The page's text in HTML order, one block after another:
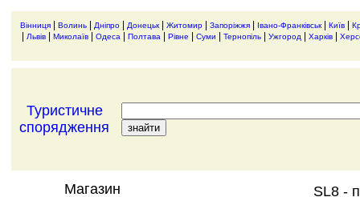
Вінниця Волинь Дніпро Донецьк| Житомир Запоріжжя Івано-Франківськ| Київ
Львів Миколаїв Одеса Полтава Рівне Суми Тернопіль Ужгород Харків
Туристичне
спорядження
Магазин
SL8 -